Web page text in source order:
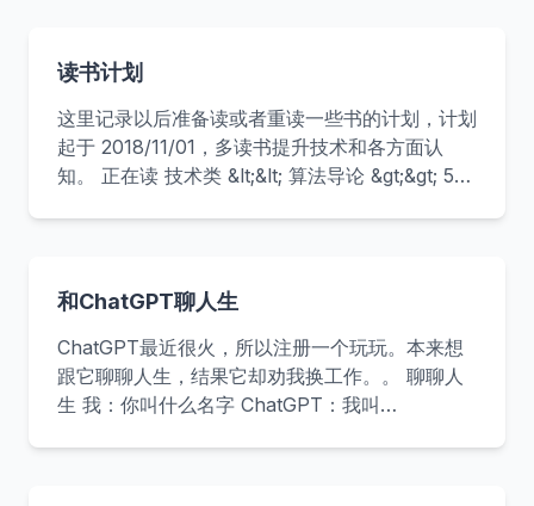
读书计划
这里记录以后准备读或者重读一些书的计划，计划
起于 2018/11/01，多读书提升技术和各方面认
知。 正在读 技术类 &lt;&lt; 算法导论 &gt;&gt; 5%
部分实现方案。 &lt;&lt; 编码的奥秘 &gt;&gt; 25%
计算机编码普及读物 &lt;&lt; 数学史 &gt;&gt; 4%
数学历史发展和起源 &lt
和ChatGPT聊人生
ChatGPT最近很火，所以注册一个玩玩。本来想
跟它聊聊人生，结果它却劝我换工作。。 聊聊人
生 我：你叫什么名字 ChatGPT：我叫